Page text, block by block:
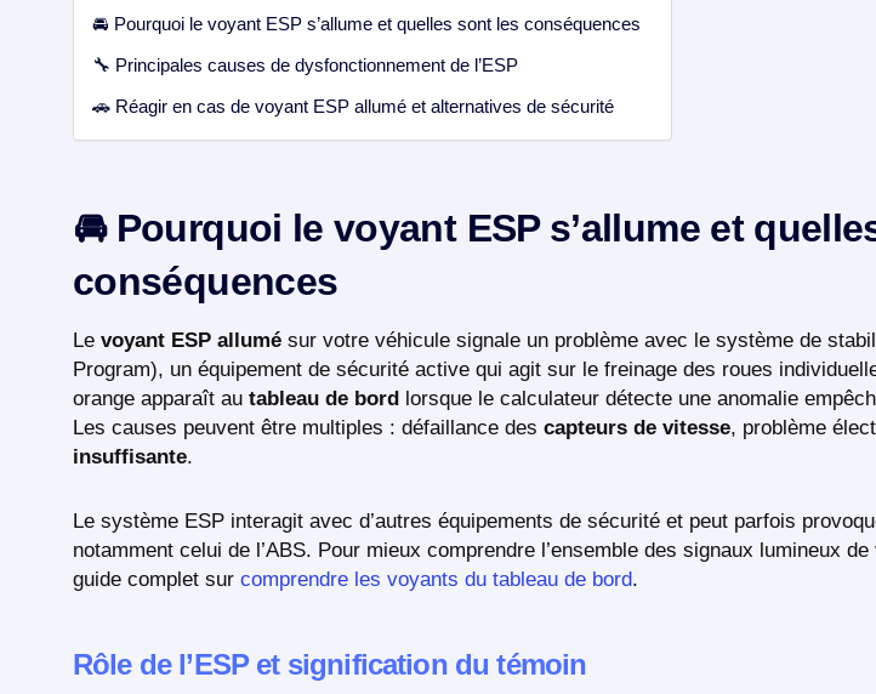
🚘 Pourquoi le voyant ESP s’allume et quelles sont les conséquences
🔧 Principales causes de dysfonctionnement de l’ESP
🚗 Réagir en cas de voyant ESP allumé et alternatives de sécurité
🚘 Pourquoi le voyant ESP s’allume et
conséquences
Le voyant ESP allumé sur votre véhicule signale un problème avec le système de
Program), un équipement de sécurité active qui agit sur le freinage des roues
orange apparaît au tableau de bord lorsque le calculateur détecte une anomalie
Les causes peuvent être multiples : défaillance des capteurs de vitesse, problème
insuffisante.
Le système ESP interagit avec d’autres équipements de sécurité et peut parfois
notamment celui de l’ABS. Pour mieux comprendre l’ensemble des signaux lumineux
guide complet sur comprendre les voyants du tableau de bord.
Rôle de l’ESP et signification du témoin